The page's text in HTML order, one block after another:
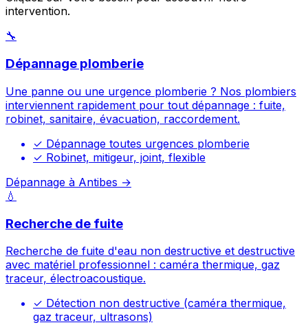
intervention.
🔧
Dépannage plomberie
Une panne ou une urgence plomberie ? Nos plombiers
interviennent rapidement pour tout dépannage : fuite,
robinet, sanitaire, évacuation, raccordement.
✓ Dépannage toutes urgences plomberie
✓ Robinet, mitigeur, joint, flexible
Dépannage à Antibes →
💧
Recherche de fuite
Recherche de fuite d'eau non destructive et destructive
avec matériel professionnel : caméra thermique, gaz
traceur, électroacoustique.
✓ Détection non destructive (caméra thermique,
gaz traceur, ultrasons)